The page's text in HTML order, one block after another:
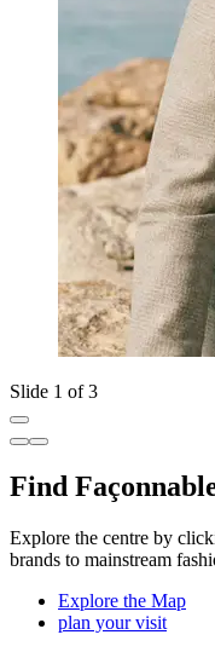
Slide 1 of 3
Find
Explore the centre by
brands to mainstream
Explore the Map
plan your visit